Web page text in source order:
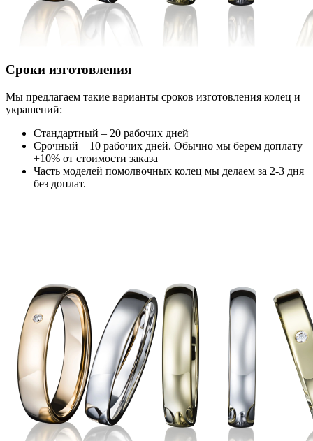
Сроки изготовления
Мы предлагаем такие варианты сроков изготовления колец и
украшений:
Стандартный – 20 рабочих дней
Срочный – 10 рабочих дней. Обычно мы берем доплату
+10% от стоимости заказа
Часть моделей помолвочных колец мы делаем за 2-3 дня
без доплат.